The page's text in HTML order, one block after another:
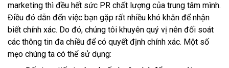
marketing thì đều hết sức PR chất lượng của trung tâm mình.
Điều đó dẫn đến việc bạn gặp rất nhiều khó khăn để nhận
biết chính xác. Do đó, chúng tôi khuyên quý vị nên đối soát
các thông tin đa chiều để có quyết định chính xác. Một số
mẹo chúng ta có thể sử dụng: